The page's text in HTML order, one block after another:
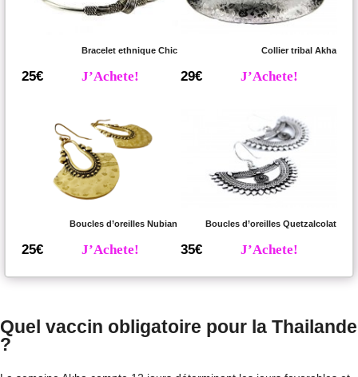
Bracelet ethnique Chic
25€ J’Achete!
Collier tribal Akha
29€ J’Achete!
Boucles d’oreilles Nubian
25€ J’Achete!
Boucles d’oreilles Quetzalcolat
35€ J’Achete!
Quel vaccin obligatoire pour la Thailande
?